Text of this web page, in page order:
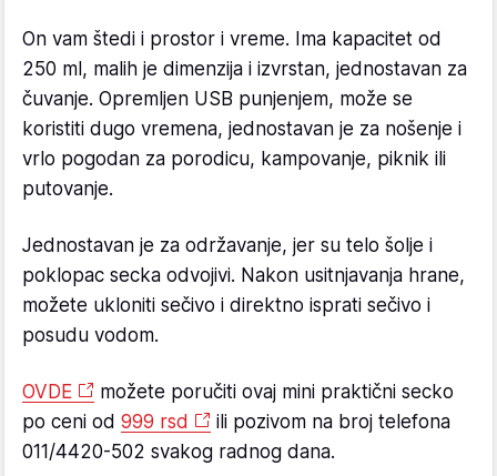
On vam štedi i prostor i vreme. Ima kapacitet od
250 ml, malih je dimenzija i izvrstan, jednostavan za
čuvanje. Opremljen USB punjenjem, može se
koristiti dugo vremena, jednostavan je za nošenje i
vrlo pogodan za porodicu, kampovanje, piknik ili
putovanje.
Jednostavan je za održavanje, jer su telo šolje i
poklopac secka odvojivi. Nakon usitnjavanja hrane,
možete ukloniti sečivo i direktno isprati sečivo i
posudu vodom.
OVDE
možete poručiti ovaj mini praktični secko
po ceni od 999 rsd
ili pozivom na broj telefona
011/4420-502 svakog radnog dana.